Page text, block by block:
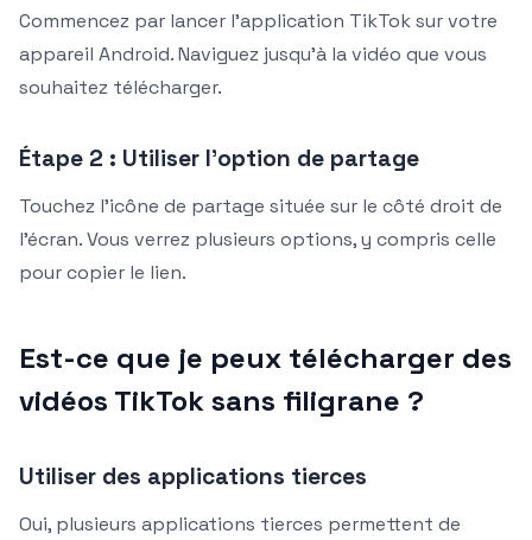
Commencez par lancer l’application TikTok sur votre
appareil Android. Naviguez jusqu’à la vidéo que vous
souhaitez télécharger.
Étape 2 : Utiliser l’option de partage
Touchez l’icône de partage située sur le côté droit de
l’écran. Vous verrez plusieurs options, y compris celle
pour copier le lien.
Est-ce que je peux télécharger des
vidéos TikTok sans filigrane ?
Utiliser des applications tierces
Oui, plusieurs applications tierces permettent de